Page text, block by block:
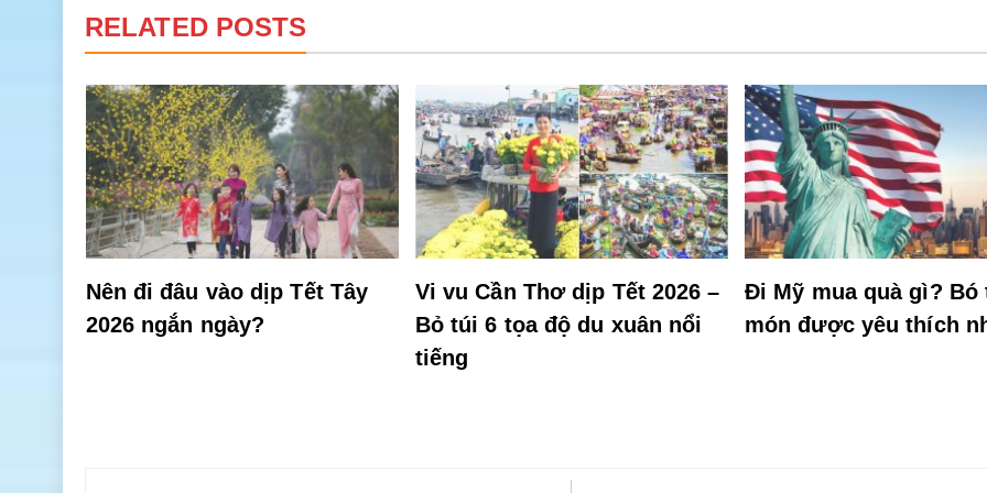
RELATED POSTS
Nên đi đâu vào dịp Tết Tây
2026 ngắn ngày?
Vi vu Cần Thơ dịp Tết 2026 –
Bỏ túi 6 tọa độ du xuân nổi
tiếng
Đi Mỹ mua quà gì? Bó
món được yêu thích